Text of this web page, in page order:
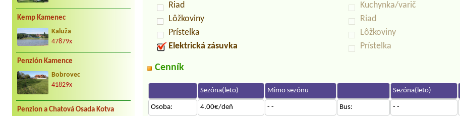
Kemp Kamenec
Kaluža
47879x
Penzión Kamence
Bobrovec
41829x
Penzion a Chatová Osada Kotva
Riad
Lôžkoviny
Prístelka
Elektrická zásuvka
Kuchynka/varič
Riad
Lôžkoviny
Prístelka
Cenník
Sezóna(leto) Mimo sezónu Sezóna(leto)
Osoba: 4.00€/deň - - Bus: - -